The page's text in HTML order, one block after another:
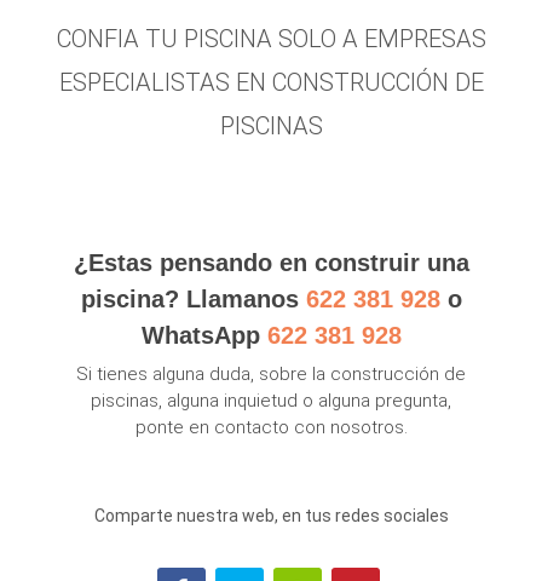
CONFIA TU PISCINA SOLO A EMPRESAS
ESPECIALISTAS EN CONSTRUCCIÓN DE
PISCINAS
¿Estas pensando en construir una
piscina? Llamanos 622 381 928o
WhatsApp 622 381 928
Si tienes alguna duda, sobre la construcción de
piscinas, alguna inquietud o alguna pregunta,
ponte en contacto con nosotros.
Comparte nuestra web, en tus redes sociales